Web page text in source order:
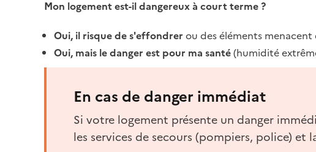
Mon logement est-il dangereux à court terme ?
Oui, il risque de s'effondrer ou des éléments
Oui, mais le danger est pour ma santé(humidité
En cas de danger immédiat
Si votre logement présente un danger
les services de secours (pompiers, police) et